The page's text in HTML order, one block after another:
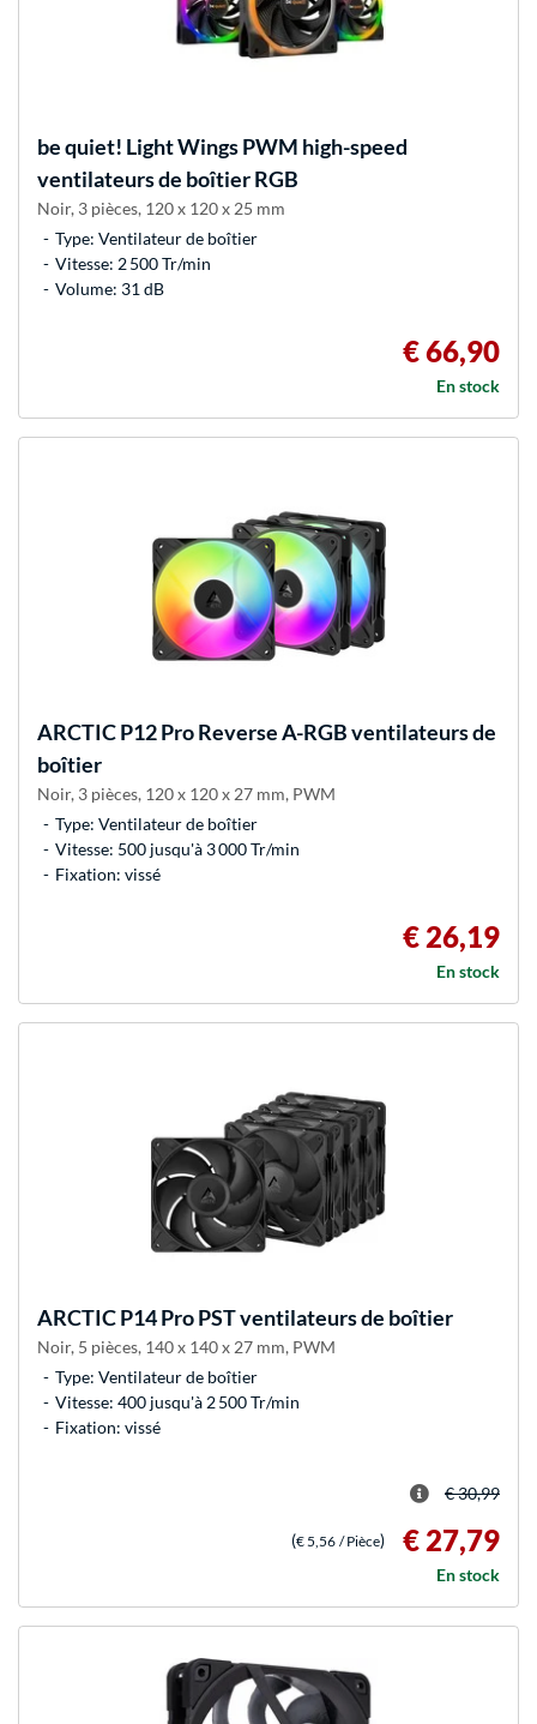
be quiet! Light Wings PWM high-speed
ventilateurs de boîtier RGB
Noir, 3 pièces, 120 x 120 x 25 mm
Type: Ventilateur de boîtier
Vitesse: 2 500 Tr/min
Volume: 31 dB
€ 66,90
En stock
ARCTICP12 Pro Reverse A-RGB ventilateurs de
boîtier
Noir, 3 pièces, 120 x 120 x 27 mm, PWM
Type: Ventilateur de boîtier
Vitesse: 500 jusqu'à 3 000 Tr/min
Fixation: vissé
€ 26,19
En stock
ARCTICP14 Pro PST ventilateurs de boîtier
Noir, 5 pièces, 140 x 140 x 27 mm, PWM
Type: Ventilateur de boîtier
Vitesse: 400 jusqu'à 2 500 Tr/min
Fixation: vissé
€ 30,99
(€ 5,56 / Pièce) € 27,79
En stock